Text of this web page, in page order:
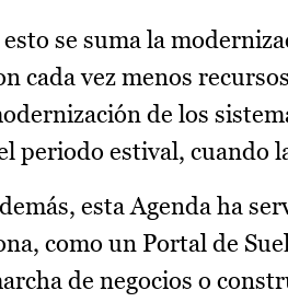
se suma la
cada vez menos
de los
periodo estival, cuando
esta Agenda ha
como un Portal de
de negocios o